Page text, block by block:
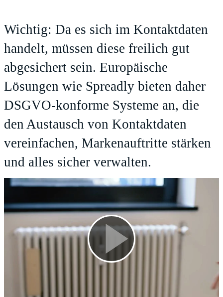
Wichtig: Da es sich im Kontaktdaten
handelt, müssen diese freilich gut
abgesichert sein. Europäische
Lösungen wie Spreadly bieten daher
DSGVO-konforme Systeme an, die
den Austausch von Kontaktdaten
vereinfachen, Markenauftritte stärken
und alles sicher verwalten.